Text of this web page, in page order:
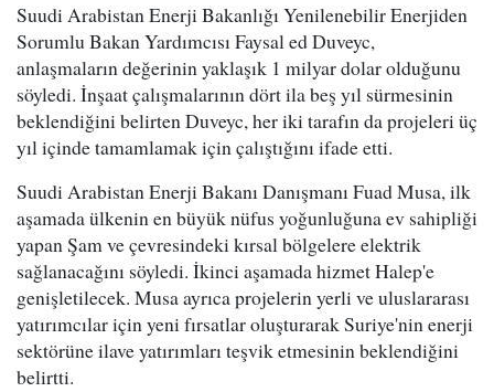
Suudi Arabistan Enerji Bakanlığı Yenilenebilir Enerjiden
Sorumlu Bakan Yardımcısı Faysal ed Duveyc,
anlaşmaların değerinin yaklaşık 1 milyar dolar olduğunu
söyledi. İnşaat çalışmalarının dört ila beş yıl sürmesinin
beklendiğini belirten Duveyc, her iki tarafın da projeleri üç
yıl içinde tamamlamak için çalıştığını ifade etti.
Suudi Arabistan Enerji Bakanı Danışmanı Fuad Musa, ilk
aşamada ülkenin en büyük nüfus yoğunluğuna ev sahipliği
yapan Şam ve çevresindeki kırsal bölgelere elektrik
sağlanacağını söyledi. İkinci aşamada hizmet Halep'e
genişletilecek. Musa ayrıca projelerin yerli ve uluslararası
yatırımcılar için yeni fırsatlar oluşturarak Suriye'nin enerji
sektörüne ilave yatırımları teşvik etmesinin beklendiğini
belirtti.